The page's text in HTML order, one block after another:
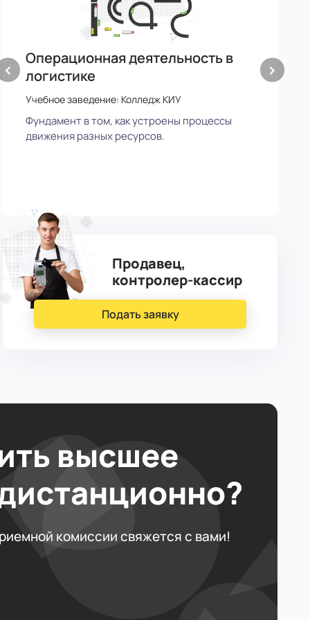
Школа (11 классов):
Россия,Беларусь, Казахстан,Армения,
Украина,Узбекистан,
Киргизия,Москва и МО,
65 338 KGS / год
60 000 RUB / год
747 USD / год
‹
Операционная деятельность в
логистике
Учебное заведение: Колледж КИУ
Фундамент в том, как устроены процессы
движения разных ресурсов.
›
Продавец,
контролер-кассир
Подать заявку
высшее
комиссии свяжется с вами!